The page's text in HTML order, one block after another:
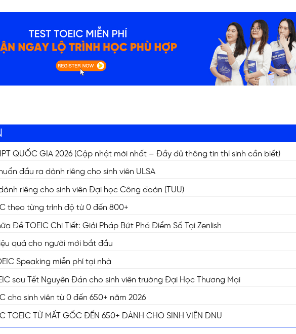
QUỐC GIA 2026 (Cập nhật mới nhất – Đầy đủ thông tin thí sinh cần biết)
đầu ra dành riêng cho sinh viên ULSA
riêng cho sinh viên Đại học Công đoàn (TUU)
theo từng trình độ từ 0 đến 800+
Đề TOEIC Chi Tiết: Giải Pháp Bứt Phá Điểm Số Tại Zenlish
quả cho người mới bắt đầu
Speaking miễn phí tại nhà
sau Tết Nguyên Đán cho sinh viên trường Đại Học Thương Mại
cho sinh viên từ 0 đến 650+ năm 2026
TOEIC TỪ MẤT GỐC ĐẾN 650+ DÀNH CHO SINH VIÊN DNU
ĐĂNG KÝ TƯ VẤN